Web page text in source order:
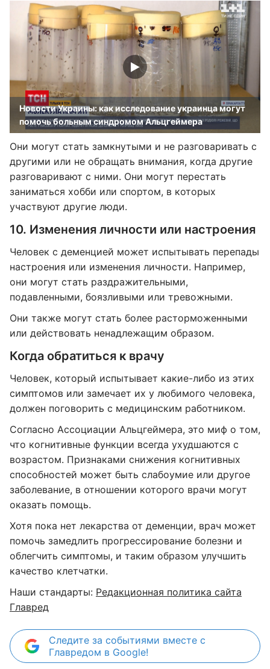
Новости Украины: как исследование украинца могут
помочь больным синдромом Альцгеймера
Они могут стать замкнутыми и не разговаривать с
другими или не обращать внимания, когда другие
разговаривают с ними. Они могут перестать
заниматься хобби или спортом, в которых
участвуют другие люди.
10. Изменения личности или настроения
Человек с деменцией может испытывать перепады
настроения или изменения личности. Например,
они могут стать раздражительными,
подавленными, боязливыми или тревожными.
Они также могут стать более расторможенными
или действовать ненадлежащим образом.
Когда обратиться к врачу
Человек, который испытывает какие-либо из этих
симптомов или замечает их у любимого человека,
должен поговорить с медицинским работником.
Согласно Ассоциации Альцгеймера, это миф о том,
что когнитивные функции всегда ухудшаются с
возрастом. Признаками снижения когнитивных
способностей может быть слабоумие или другое
заболевание, в отношении которого врачи могут
оказать помощь.
Хотя пока нет лекарства от деменции, врач может
помочь замедлить прогрессирование болезни и
облегчить симптомы, и таким образом улучшить
качество клетчатки.
Наши стандарты: Редакционная политика сайта
Главред
Следите за событиями вместе с
Главредом в Google!